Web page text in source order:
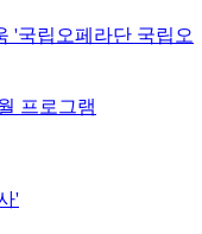
'국립오페라단 국립오
프로그램
'